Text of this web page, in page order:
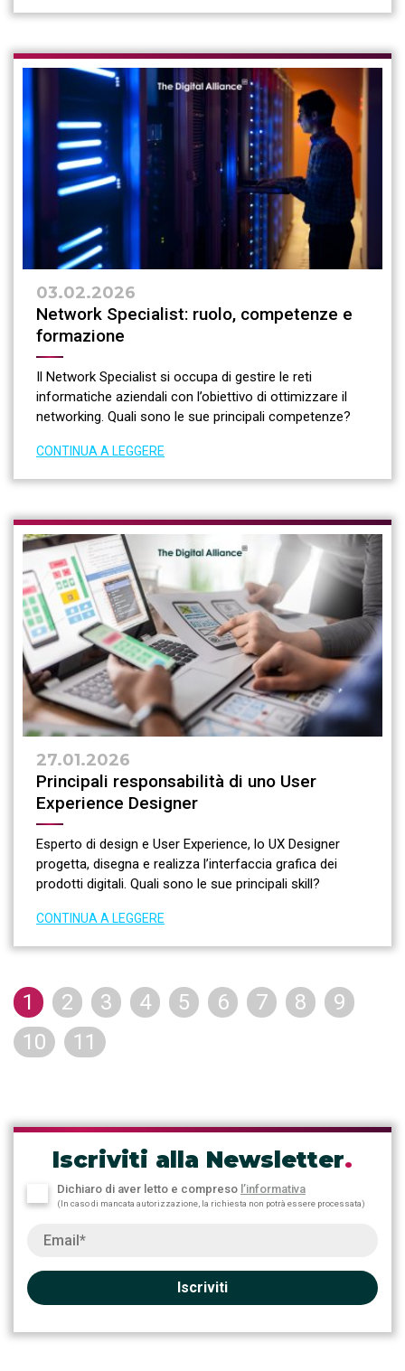
03.02.2026
Network Specialist: ruolo, competenze e
formazione
Il Network Specialist si occupa di gestire le reti
informatiche aziendali con l’obiettivo di ottimizzare il
networking. Quali sono le sue principali competenze?
CONTINUA A LEGGERE
27.01.2026
Principali responsabilità di uno User
Experience Designer
Esperto di design e User Experience, lo UX Designer
progetta, disegna e realizza l’interfaccia grafica dei
prodotti digitali. Quali sono le sue principali skill?
CONTINUA A LEGGERE
1 2 3 4 5 6 7 8
9
10
11
Iscriviti alla Newsletter.
Dichiaro di aver letto e compreso l’informativa
(In caso di mancata autorizzazione, la richiesta non potrà essere processata)
Iscriviti